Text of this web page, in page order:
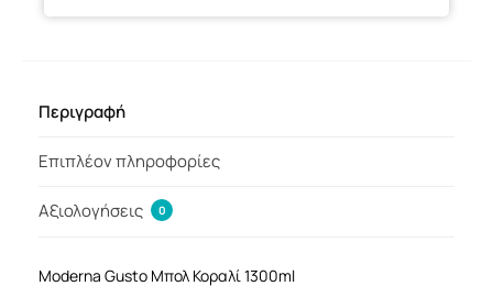
Περιγραφή
Επιπλέον πληροφορίες
Αξιολογήσεις 0
Moderna Gusto Μπολ Κοραλί 1300ml